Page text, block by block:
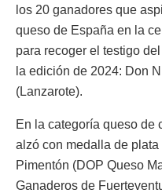
los 20 ganadores que
queso de España en la
para recoger el testigo
la edición de 2024: Don
(Lanzarote).
En la categoría queso de
alzó con medalla de
Pimentón (DOP Queso
Ganaderos de